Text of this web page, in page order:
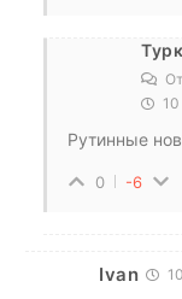
Рутинные
0 -6
Ivan